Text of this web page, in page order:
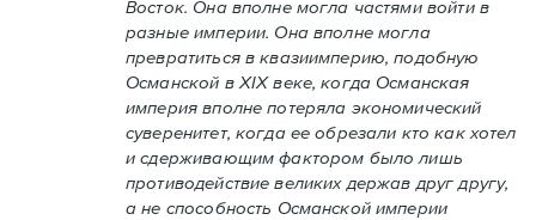
Восток. Она вполне могла частями войти в
разные империи. Она вполне могла
превратиться в квазиимперию, подобную
Османской в XIX веке, когда Османская
империя вполне потеряла экономический
суверенитет, когда ее обрезали кто как хотел
и сдерживающим фактором было лишь
противодействие великих держав друг другу,
а не способность Османской империи